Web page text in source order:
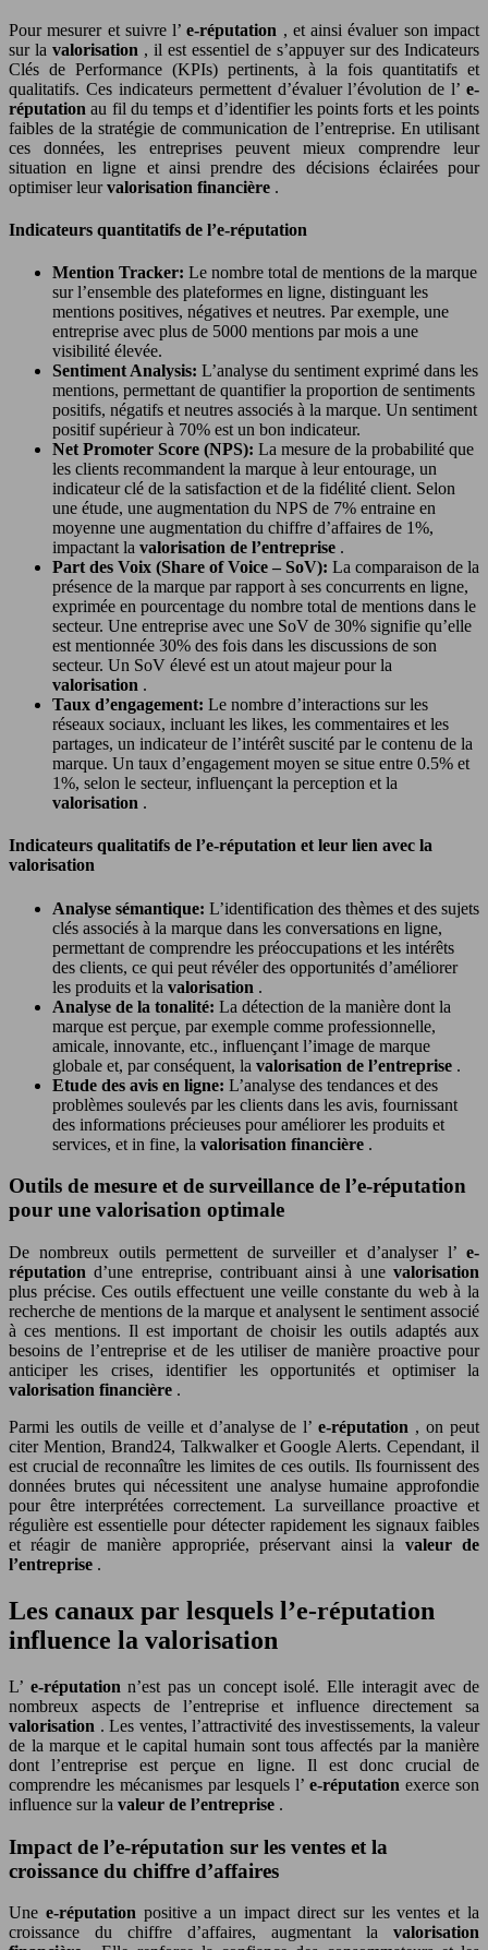
Pour mesurer et suivre l’e-réputation , et ainsi évaluer son impact
sur la valorisation , il est essentiel de s’appuyer sur des Indicateurs
Clés de Performance (KPIs) pertinents, à la fois quantitatifs et
qualitatifs. Ces indicateurs permettent d’évaluer l’évolution de l’ e-
réputationau fil du temps et d’identifier les points forts et les points
faibles de la stratégie de communication de l’entreprise. En utilisant
ces données, les entreprises peuvent mieux comprendre leur
situation en ligne et ainsi prendre des décisions éclairées pour
optimiser leurvalorisation financière .
Indicateurs quantitatifs de l’e-réputation
Mention Tracker: Le nombre total de mentions de la marque
sur l’ensemble des plateformes en ligne, distinguant les
mentions positives, négatives et neutres. Par exemple, une
entreprise avec plus de 5000 mentions par mois a une
visibilité élevée.
Sentiment Analysis: L’analyse du sentiment exprimé dans les
mentions, permettant de quantifier la proportion de sentiments
positifs, négatifs et neutres associés à la marque. Un sentiment
positif supérieur à 70% est un bon indicateur.
Net Promoter Score (NPS): La mesure de la probabilité que
les clients recommandent la marque à leur entourage, un
indicateur clé de la satisfaction et de la fidélité client. Selon
une étude, une augmentation du NPS de 7% entraine en
moyenne une augmentation du chiffre d’affaires de 1%,
impactant la valorisation de l’entreprise .
Part des Voix (Share of Voice – SoV): La comparaison de la
présence de la marque par rapport à ses concurrents en ligne,
exprimée en pourcentage du nombre total de mentions dans le
secteur. Une entreprise avec une SoV de 30% signifie qu’elle
est mentionnée 30% des fois dans les discussions de son
secteur. Un SoV élevé est un atout majeur pour la
valorisation .
Taux d’engagement: Le nombre d’interactions sur les
réseaux sociaux, incluant les likes, les commentaires et les
partages, un indicateur de l’intérêt suscité par le contenu de la
marque. Un taux d’engagement moyen se situe entre 0.5% et
1%, selon le secteur, influençant la perception et la
valorisation .
Indicateurs qualitatifs de l’e-réputation et leur lien avec la
valorisation
Analyse sémantique: L’identification des thèmes et des sujets
clés associés à la marque dans les conversations en ligne,
permettant de comprendre les préoccupations et les intérêts
des clients, ce qui peut révéler des opportunités d’améliorer
les produits et la valorisation .
Analyse de la tonalité: La détection de la manière dont la
marque est perçue, par exemple comme professionnelle,
amicale, innovante, etc., influençant l’image de marque
globale et, par conséquent, la valorisation de l’entreprise .
Etude des avis en ligne: L’analyse des tendances et des
problèmes soulevés par les clients dans les avis, fournissant
des informations précieuses pour améliorer les produits et
services, et in fine, la valorisation financière .
Outils de mesure et de surveillance de l’e-réputation
pour une valorisation optimale
De nombreux outils permettent de surveiller et d’analyser l’ e-
réputationd’une entreprise, contribuant ainsi à unevalorisation
plus précise. Ces outils effectuent une veille constante du web à la
recherche de mentions de la marque et analysent le sentiment associé
à ces mentions. Il est important de choisir les outils adaptés aux
besoins de l’entreprise et de les utiliser de manière proactive pour
anticiper les crises, identifier les opportunités et optimiser la
valorisation financière .
Parmi les outils de veille et d’analyse de l’e-réputation , on peut
citer Mention, Brand24, Talkwalker et Google Alerts. Cependant, il
est crucial de reconnaître les limites de ces outils. Ils fournissent des
données brutes qui nécessitent une analyse humaine approfondie
pour être interprétées correctement. La surveillance proactive et
régulière est essentielle pour détecter rapidement les signaux faibles
et réagir de manière appropriée, préservant ainsi la valeur de
l’entreprise .
Les canaux par lesquels l’e-réputation
influence la valorisation
L’ e-réputationn’est pas un concept isolé. Elle interagit avec de
nombreux aspects de l’entreprise et influence directement sa
valorisation . Les ventes, l’attractivité des investissements, la valeur
de la marque et le capital humain sont tous affectés par la manière
dont l’entreprise est perçue en ligne. Il est donc crucial de
comprendre les mécanismes par lesquels l’ e-réputation exerce son
influence sur la valeur de l’entreprise .
Impact de l’e-réputation sur les ventes et la
croissance du chiffre d’affaires
Une e-réputation positive a un impact direct sur les ventes et la
croissance du chiffre d’affaires, augmentant la valorisation